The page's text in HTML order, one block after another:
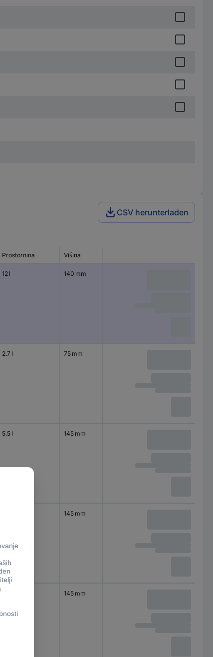
CSV herunterladen
Prostornina Višina
12 l 140 mm
2.7 l 75 mm
5.5 l 145 mm
145 mm
145 mm